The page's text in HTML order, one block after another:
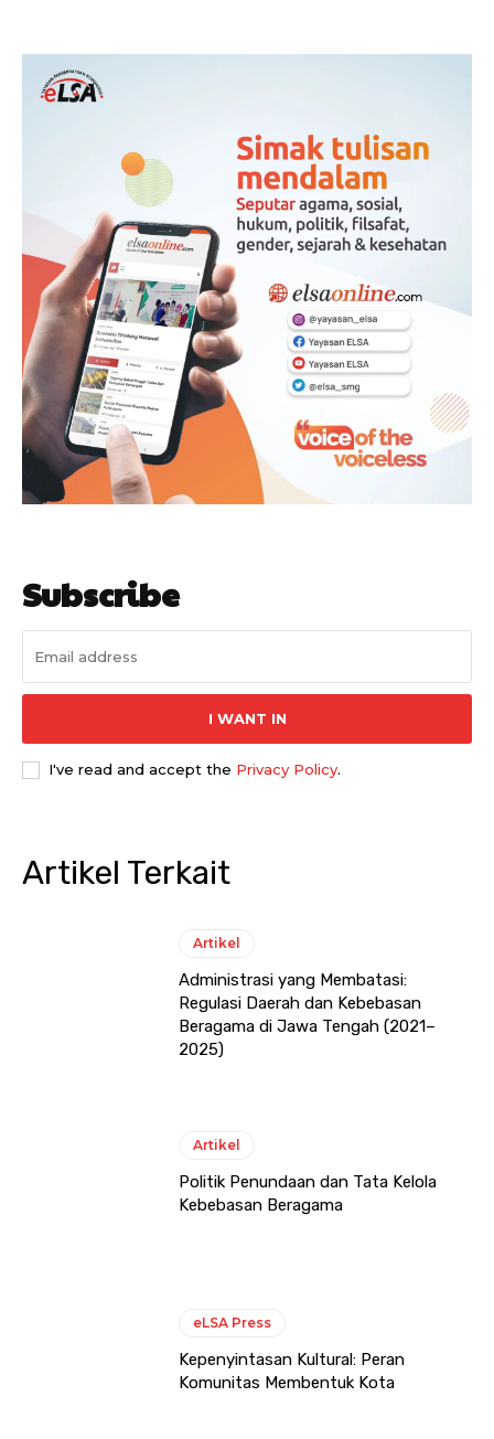
Subscribe
I WANT IN
I've read and accept the Privacy Policy.
Artikel Terkait
Artikel
Administrasi yang Membatasi:
Regulasi Daerah dan Kebebasan
Beragama di Jawa Tengah (2021–
2025)
Artikel
Politik Penundaan dan Tata Kelola
Kebebasan Beragama
eLSA Press
Kepenyintasan Kultural: Peran
Komunitas Membentuk Kota